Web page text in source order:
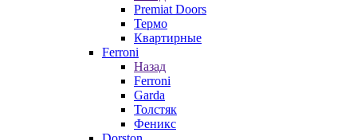
Premiat Doors
Термо
Квартирные
Ferroni
Назад
Ferroni
Garda
Толстяк
Феникс